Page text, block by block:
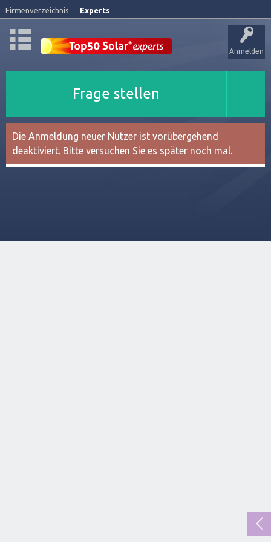
Firmenverzeichnis Experts
Anmelden
Frage stellen
Die Anmeldung neuer Nutzer ist vorübergehend
deaktiviert. Bitte versuchen Sie es später noch mal.